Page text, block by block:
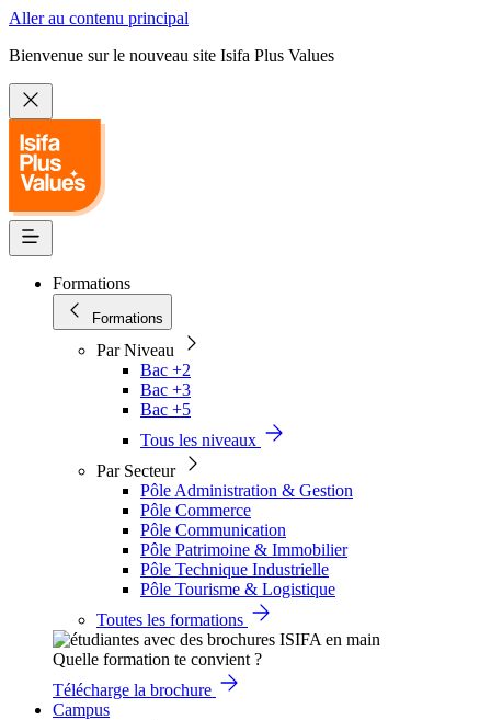
Aller au contenu principal
Bienvenue sur le nouveau site Isifa Plus Values
Formations
Formations
Par Niveau
Bac +2
Bac +3
Bac +5
Tous les niveaux
Par Secteur
Pôle Administration & Gestion
Pôle Commerce
Pôle Communication
Pôle Patrimoine & Immobilier
Pôle Technique Industrielle
Pôle Tourisme & Logistique
Toutes les formations
Quelle formation te convient ?
Télécharge la brochure
Campus